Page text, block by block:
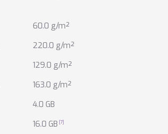
60.0 g/m²
220.0 g/m²
129.0 g/m²
163.0 g/m²
4.0 GB
16.0 GB